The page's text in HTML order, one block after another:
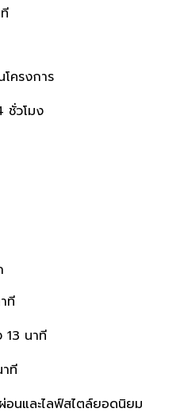
ครงการ
ชั่วโมง
ที
13 นาที
ที
นและไลฟ์สไตล์ยอดนิยม